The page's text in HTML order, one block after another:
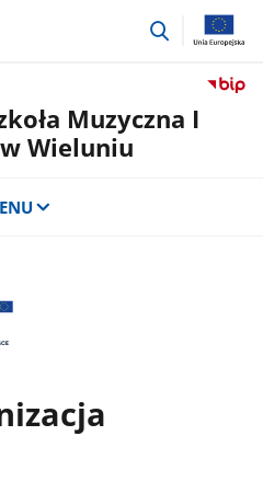
przejdź
Muzyczna I
Wieluniu